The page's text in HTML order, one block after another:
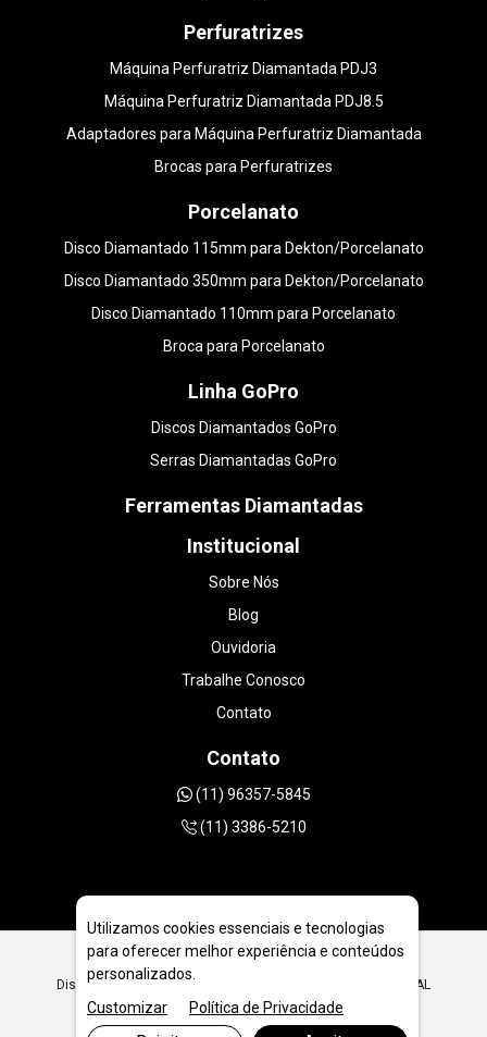
Perfuratrizes
Máquina Perfuratriz Diamantada PDJ3
Máquina Perfuratriz Diamantada PDJ8.5
Adaptadores para Máquina Perfuratriz Diamantada
Brocas para Perfuratrizes
Porcelanato
Disco Diamantado 115mm para Dekton/Porcelanato
Disco Diamantado 350mm para Dekton/Porcelanato
Disco Diamantado 110mm para Porcelanato
Broca para Porcelanato
Linha GoPro
Discos Diamantados GoPro
Serras Diamantadas GoPro
Ferramentas Diamantadas
Institucional
Sobre Nós
Blog
Ouvidoria
Trabalhe Conosco
Contato
Contato
(11) 96357-5845
(11) 3386-5210
Disco de Desbaste PCD Diamantado Concreto em Maceió - AL
Utilizamos cookies essenciais e tecnologias
para oferecer melhor experiência e conteúdos
personalizados.
Customizar
Política de Privacidade